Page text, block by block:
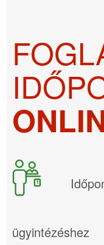
ügyintézéshez